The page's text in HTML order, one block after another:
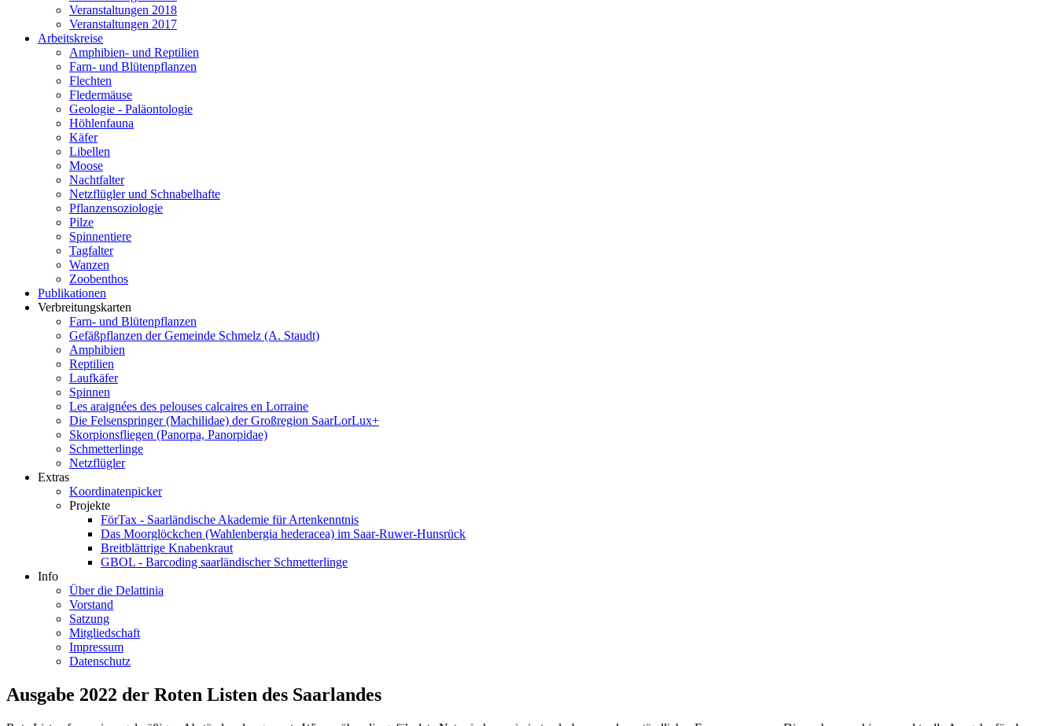
Veranstaltungen 2018
Veranstaltungen 2017
Arbeitskreise
Amphibien- und Reptilien
Farn- und Blütenpflanzen
Flechten
Fledermäuse
Geologie - Paläontologie
Höhlenfauna
Käfer
Libellen
Moose
Nachtfalter
Netzflügler und Schnabelhafte
Pflanzensoziologie
Pilze
Spinnentiere
Tagfalter
Wanzen
Zoobenthos
Publikationen
Verbreitungskarten
Farn- und Blütenpflanzen
Gefäßpflanzen der Gemeinde Schmelz (A. Staudt)
Amphibien
Reptilien
Laufkäfer
Spinnen
Les araignées des pelouses calcaires en Lorraine
Die Felsenspringer (Machilidae) der Großregion SaarLorLux+
Skorpionsfliegen (Panorpa, Panorpidae)
Schmetterlinge
Netzflügler
Extras
Koordinatenpicker
Projekte
FörTax - Saarländische Akademie für Artenkenntnis
Das Moorglöckchen (Wahlenbergia hederacea) im Saar-Ruwer-Hunsrück
Breitblättrige Knabenkraut
GBOL - Barcoding saarländischer Schmetterlinge
Info
Über die Delattinia
Vorstand
Satzung
Mitgliedschaft
Impressum
Datenschutz
Ausgabe 2022 der Roten Listen des Saarlandes